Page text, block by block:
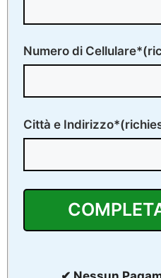
Numero di
Città e